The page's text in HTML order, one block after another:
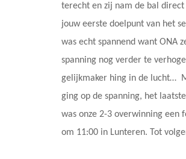
terecht en zij nam de bal
jouw eerste doelpunt van het
was echt spannend want ONA
spanning nog verder te
gelijkmaker hing in de lucht…
ging op de spanning, het
was onze 2-3 overwinning een
om 11:00 in Lunteren. Tot